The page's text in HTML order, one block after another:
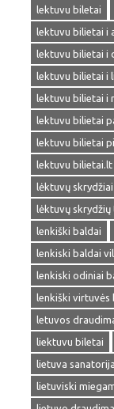
lektuvu biletai
lektuvu bilietai i
lektuvu bilietai i
lektuvu bilietai i
lektuvu bilietai i
lektuvu bilietai
lektuvu bilietai
lektuvu bilietai.lt
lėktuvų skrydžiai
lėktuvų
lenkiški baldai
lenkiski baldai
lenkiski odiniai
lenkiški virtuvės
letuvos
liektuvu biletai
lietuva sanatorija
lietuviski